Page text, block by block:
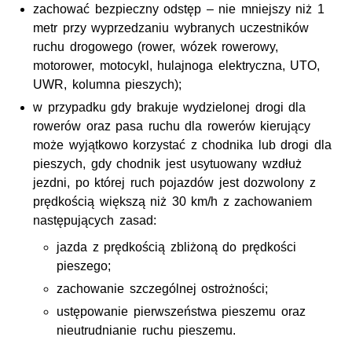
zachować bezpieczny odstęp – nie mniejszy niż 1
metr przy wyprzedzaniu wybranych uczestników
ruchu drogowego (rower, wózek rowerowy,
motorower, motocykl, hulajnoga elektryczna, UTO,
UWR, kolumna pieszych);
w przypadku gdy brakuje wydzielonej drogi dla
rowerów oraz pasa ruchu dla rowerów kierujący
może wyjątkowo korzystać z chodnika lub drogi dla
pieszych, gdy chodnik jest usytuowany wzdłuż
jezdni, po której ruch pojazdów jest dozwolony z
prędkością większą niż 30 km/h z zachowaniem
następujących zasad:
jazda z prędkością zbliżoną do prędkości
pieszego;
zachowanie szczególnej ostrożności;
ustępowanie pierwszeństwa pieszemu oraz
nieutrudnianie ruchu pieszemu.